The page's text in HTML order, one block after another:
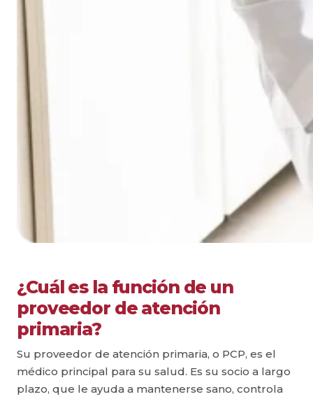
¿Cuál es la función de un
proveedor de atención
primaria?
Su proveedor de atención primaria, o PCP, es el
médico principal para su salud. Es su socio a largo
plazo, que le ayuda a mantenerse sano, controla